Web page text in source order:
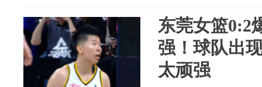
东莞女篮0:2
强！球队出
太顽强